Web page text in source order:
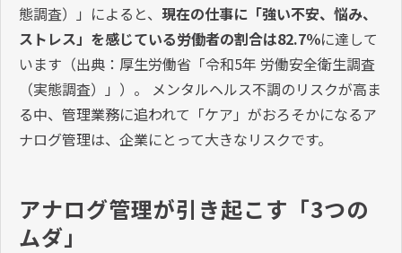
態調査）」によると、 現在の仕事に「強い不安、悩み、
ストレス」を感じている労働者の割合は82.7％に達して
います（出典：厚生労働省「令和5年 労働安全衛生調査
（実態調査）」）。 メンタルヘルス不調のリスクが高ま
る中、管理業務に追われて「ケア」がおろそかになるア
ナログ管理は、企業にとって大きなリスクです。
アナログ管理が引き起こす「3つの
ムダ」